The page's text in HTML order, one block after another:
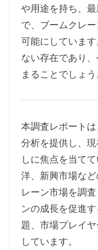
や用途を持ち、
で、ブームクレ
可能にしていま
ない存在であり
まることでしょう
本調査レポート
分析を提供し、
しに焦点を当て
洋、新興市場な
レーン市場を調
ンの成長を促進
題、市場プレイ
しています。